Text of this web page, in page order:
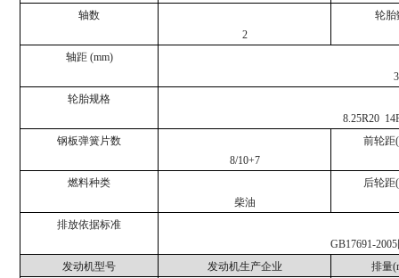
轴数
2
轮胎
轴距 (mm)
轮胎规格
8.25R20
钢板弹簧片数
8/10+7
前轮距
燃料种类
柴油
后轮距
排放依据标准
GB17691-2005
发动机型号
发动机生产企业 排量